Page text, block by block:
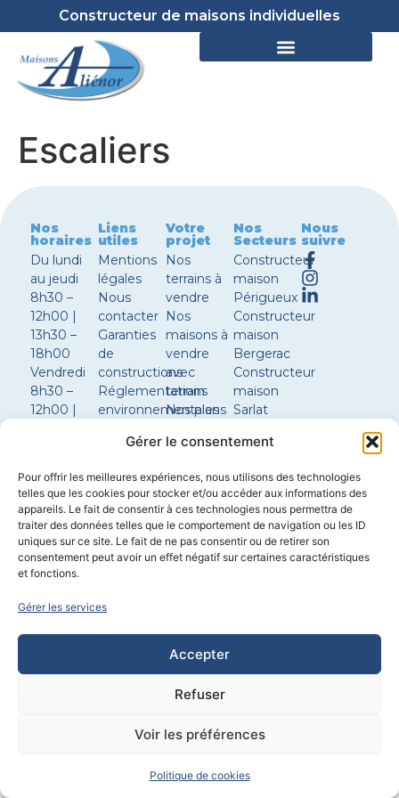
Gérer le consentement
Pour offrir les meilleures expériences, nous utilisons des technologies
telles que les cookies pour stocker et/ou accéder aux informations des
appareils. Le fait de consentir à ces technologies nous permettra de
traiter des données telles que le comportement de navigation ou les ID
uniques sur ce site. Le fait de ne pas consentir ou de retirer son
consentement peut avoir un effet négatif sur certaines caractéristiques
et fonctions.
Gérer les services
Accepter
Refuser
Voir les préférences
Politique de cookies
Constructeur de maisons individuelles
Escaliers
Nos
horaires
Du lundi
au jeudi
8h30 –
12h00 |
13h30 –
18h00
Vendredi
8h30 –
12h00 |
Samedi
sur
rendez-
vous
Liens
utiles
Mentions
légales
Nous
contacter
Garanties
de
constructions
Réglementations
environnementales
Votre
projet
Nos
terrains à
vendre
Nos
maisons à
vendre
avec
terrain
Nos plans
Configurer
maison
Nos
Secteurs
Constructeur
maison
Périgueux
Constructeur
maison
Bergerac
Constructeur
maison
Sarlat
maison
Constructeur
maison
Brantôme
Nous
suivre
Propulsé parCYL&COM